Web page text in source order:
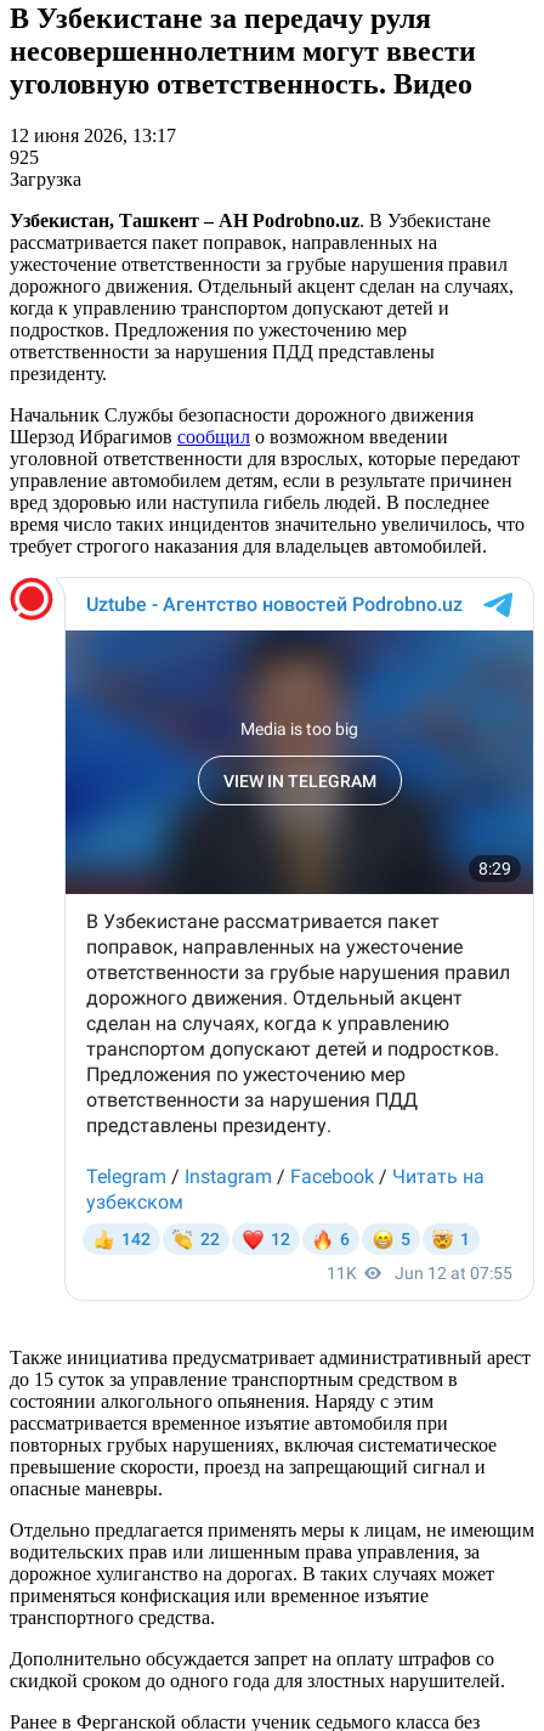
В Узбекистане за передачу руля
несовершеннолетним могут ввести
уголовную ответственность. Видео
12 июня 2026, 13:17
925
Загрузка
Узбекистан, Ташкент – АН Podrobno.uz. В Узбекистане
рассматривается пакет поправок, направленных на
ужесточение ответственности за грубые нарушения правил
дорожного движения. Отдельный акцент сделан на случаях,
когда к управлению транспортом допускают детей и
подростков. Предложения по ужесточению мер
ответственности за нарушения ПДД представлены
президенту.
Начальник Службы безопасности дорожного движения
Шерзод Ибрагимов сообщил о возможном введении
уголовной ответственности для взрослых, которые передают
управление автомобилем детям, если в результате причинен
вред здоровью или наступила гибель людей. В последнее
время число таких инцидентов значительно увеличилось, что
требует строгого наказания для владельцев автомобилей.
Также инициатива предусматривает административный арест
до 15 суток за управление транспортным средством в
состоянии алкогольного опьянения. Наряду с этим
рассматривается временное изъятие автомобиля при
повторных грубых нарушениях, включая систематическое
превышение скорости, проезд на запрещающий сигнал и
опасные маневры.
Отдельно предлагается применять меры к лицам, не имеющим
водительских прав или лишенным права управления, за
дорожное хулиганство на дорогах. В таких случаях может
применяться конфискация или временное изъятие
транспортного средства.
Дополнительно обсуждается запрет на оплату штрафов со
скидкой сроком до одного года для злостных нарушителей.
Ранее в Ферганской области ученик седьмого класса без